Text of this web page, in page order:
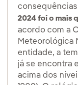
2024 foi o mais
acordo com a
Meteorológica
entidade, a
já se encontra
acima dos